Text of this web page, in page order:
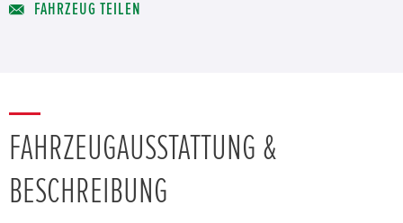
FAHRZEUG TEILEN
FAHRZEUGAUSSTATTUNG &
BESCHREIBUNG